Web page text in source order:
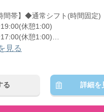
間帯】◆通常シフト(時間固定)
休憩1:00)
休憩1:00)
勤務OK
見る
る 詳細を